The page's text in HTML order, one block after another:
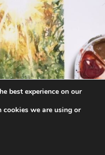
best experience on our
we are using or